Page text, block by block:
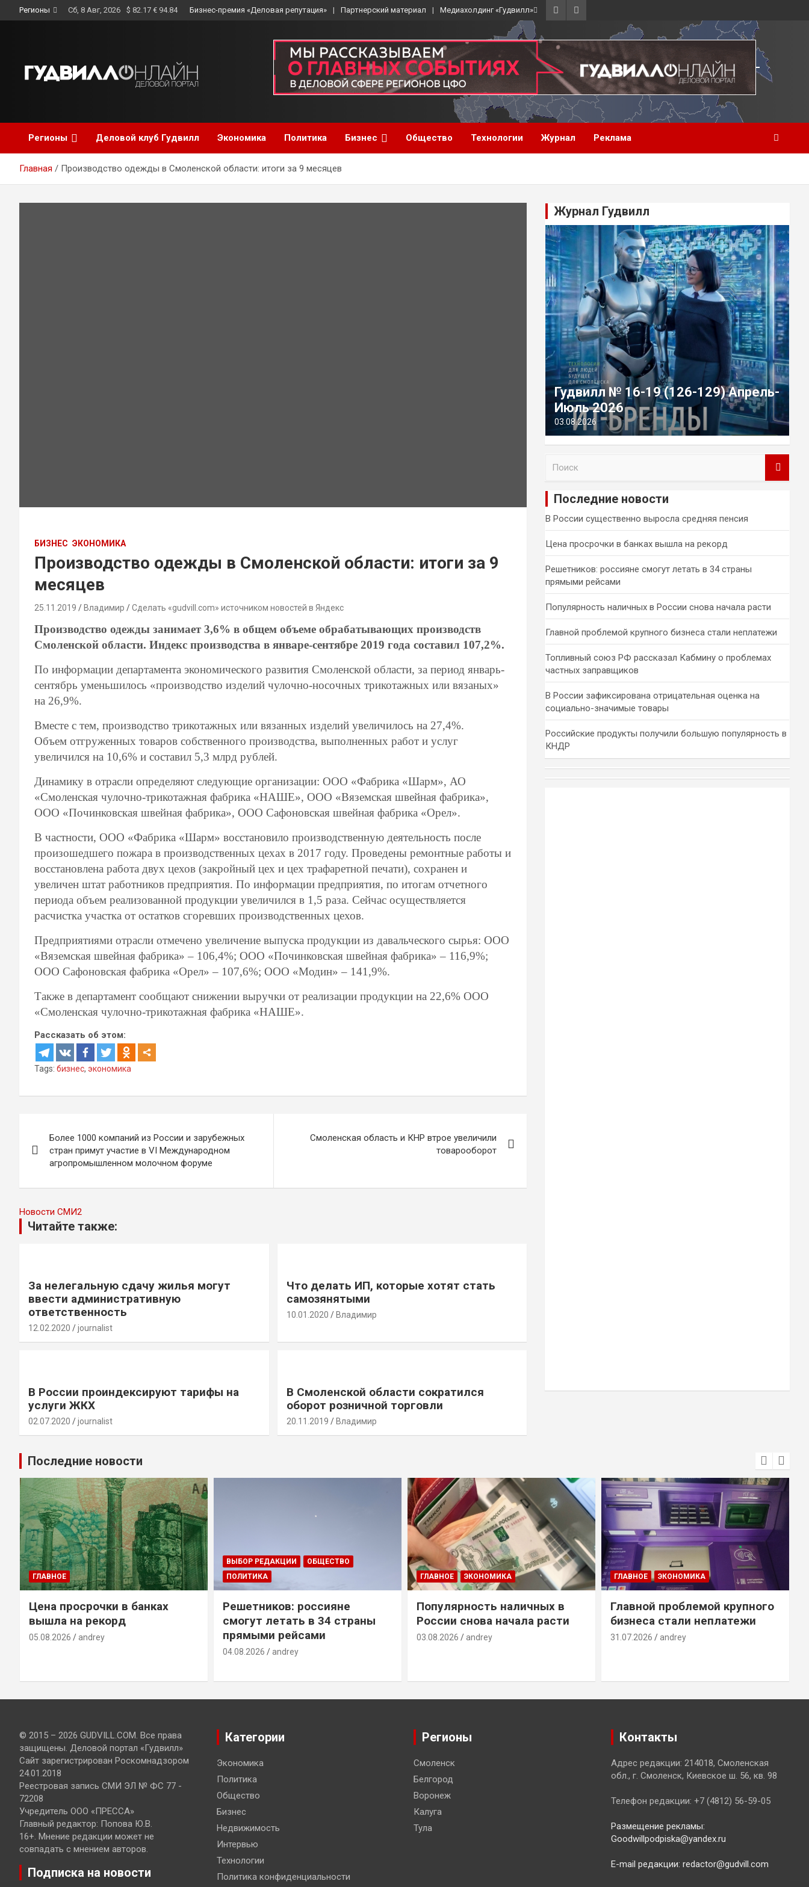
to
Регионы Сб, 8 Авг, 2026 $ 82.17 € 94.84 Бизнес-премия «Деловая репутация» Партнерский материал Медиахолдинг «Гудвилл»
Регионы Деловой клуб Гудвилл Экономика Политика Бизнес Общество Технологии Журнал Реклама
Главная Производство одежды в Смоленской области: итоги за 9 месяцев
БИЗНЕС ЭКОНОМИКА
Производство одежды в Смоленской области: итоги за 9
месяцев
25.11.2019 Владимир Сделать «gudvill.com» источником новостей в Яндекс
Производство одежды занимает 3,6% в общем объеме обрабатывающих производств
Смоленской области. Индекс производства в январе-сентябре 2019 года составил 107,2%.
По информации департамента экономического развития Смоленской области, за период январь-
сентябрь уменьшилось «производство изделий чулочно-носочных трикотажных или вязаных»
на 26,9%.
Вместе с тем, производство трикотажных или вязанных изделий увеличилось на 27,4%.
Объем отгруженных товаров собственного производства, выполненных работ и услуг
увеличился на 10,6% и составил 5,3 млрд рублей.
Динамику в отрасли определяют следующие организации: ООО «Фабрика «Шарм», АО
«Смоленская чулочно-трикотажная фабрика «НАШЕ», ООО «Вяземская швейная фабрика»,
ООО «Починковская швейная фабрика», ООО Сафоновская швейная фабрика «Орел».
В частности, ООО «Фабрика «Шарм» восстановило производственную деятельность после
произошедшего пожара в производственных цехах в 2017 году. Проведены ремонтные работы и
восстановлена работа двух цехов (закройный цех и цех трафаретной печати), сохранен и
увеличен штат работников предприятия. По информации предприятия, по итогам отчетного
периода объем реализованной продукции увеличился в 1,5 раза. Сейчас осуществляется
расчистка участка от остатков сгоревших производственных цехов.
Предприятиями отрасли отмечено увеличение выпуска продукции из давальческого сырья: ООО
«Вяземская швейная фабрика» – 106,4%; ООО «Починковская швейная фабрика» – 116,9%;
ООО Сафоновская фабрика «Орел» – 107,6%; ООО «Модин» – 141,9%.
Также в департамент сообщают снижении выручки от реализации продукции на 22,6% ООО
«Смоленская чулочно-трикотажная фабрика «НАШЕ».
Рассказать об этом:
Tags: бизнес, экономика
по
записям
Более 1000 компаний из России и зарубежных
стран примут участие в VI Международном
агропромышленном молочном форуме
Смоленская область и КНР втрое увеличили
товарооборот
Новости СМИ2
Читайте также:
За нелегальную сдачу жилья могут
ввести административную
ответственность
12.02.2020 journalist
Что делать ИП, которые хотят стать
самозянятыми
10.01.2020 Владимир
В России проиндексируют тарифы на
услуги ЖКХ
02.07.2020 journalist
В Смоленской области сократился
оборот розничной торговли
20.11.2019 Владимир
Журнал Гудвилл
Гудвилл № 16-19 (126-129) Апрель-
Июль 2026
03.08.2026
и
Последние новости
В России существенно выросла средняя пенсия
Цена просрочки в банках вышла на рекорд
Решетников: россияне смогут летать в 34 страны
прямыми рейсами
Популярность наличных в России снова начала расти
Главной проблемой крупного бизнеса стали неплатежи
Топливный союз РФ рассказал Кабмину о проблемах
частных заправщиков
В России зафиксирована отрицательная оценка на
социально-значимые товары
Российские продукты получили большую популярность в
КНДР
Последние новости
ГЛАВНОЕ
Цена просрочки в банках
вышла на рекорд
05.08.2026 andrey
ВЫБОР РЕДАКЦИИ
ОБЩЕСТВО
ПОЛИТИКА
Решетников: россияне
смогут летать в 34 страны
прямыми рейсами
04.08.2026 andrey
ГЛАВНОЕ ЭКОНОМИКА
Популярность наличных в
России снова начала расти
03.08.2026 andrey
ГЛАВНОЕ ЭКОНОМИКА
Главной проблемой крупного
бизнеса стали неплатежи
31.07.2026 andrey
© 2015 – 2026 GUDVILL.COM. Все права
защищены. Деловой портал «Гудвилл»
Сайт зарегистрирован Роскомнадзором
24.01.2018
Реестровая запись СМИ ЭЛ № ФС 77 -
72208
Учредитель ООО «ПРЕССА»
Главный редактор: Попова Ю.В.
16+. Мнение редакции может не
совпадать с мнением авторов.
Подписка на новости
Категории
Экономика
Политика
Общество
Бизнес
Недвижимость
Интервью
Технологии
Политика конфиденциальности
Регионы
Смоленск
Белгород
Воронеж
Калуга
Тула
Контакты
Адрес редакции: 214018, Смоленская
обл., г. Смоленск, Киевское ш. 56, кв. 98
Телефон редакции: +7 (4812) 56-59-05
Размещение рекламы:
Goodwillpodpiska@yandex.ru
E-mail редакции: redactor@gudvill.com